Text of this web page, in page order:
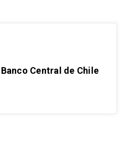
Central de Chile